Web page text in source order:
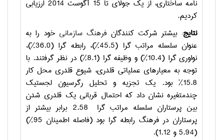
نامه ساختاری، از یک جولای تا 15 آگوست 2014 ارزیابی
کردیم.
نتایج: بیشتر شرکت کنندگان فرهنگ سازمانی خود را به
عنوان سلسله مراتب گرا (45.5%)، رابطه گرا (36.0%)،
نواوری گرا (10.4%) و وظیفه گرا (8.1%) در نظر گرفتند. با
توجه به معیارهای عملیاتی قلدری، شیوع قلدری محل کار
15.8% بود. یک تجزیه و تحلیل رگرسیون لجستیک
چندمتغیره نشان داد که احتمال قربانی یک قلدری شدن
بین پرستاران سلسله مراتب گرا 2.58 برابر بیشتر از
پرستاران در فرهنگ رابطه گرا بود (فاصله اطمینان 95%)
(5.94 و 1.12).